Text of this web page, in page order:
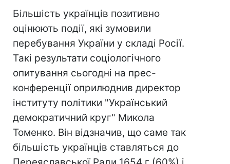
Більшість українців позитивно
оцінюють події, які зумовили
перебування України у складі Росії.
Такі результати соціологічного
опитування сьогодні на прес-
конференції оприлюднив директор
інституту політики "Український
демократичний круг" Микола
Томенко. Він відзначив, що саме так
більшість українців ставляться до